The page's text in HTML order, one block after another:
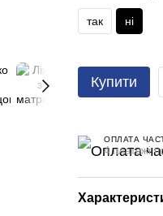
так ні
Купити
ОПЛАТА
4 платежі